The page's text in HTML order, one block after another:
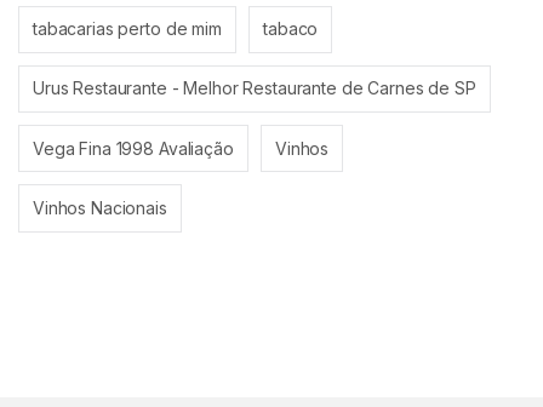
tabacarias perto de mim tabaco
Urus Restaurante - Melhor Restaurante de Carnes de SP
Vega Fina 1998 Avaliação Vinhos
Vinhos Nacionais